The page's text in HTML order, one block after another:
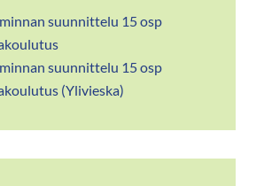
suunnittelu 15 osp
suunnittelu 15 osp
(Ylivieska)